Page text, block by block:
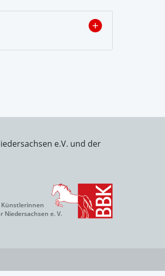
e.V. und der
Künstlerinnen
Niedersachsen e. V.